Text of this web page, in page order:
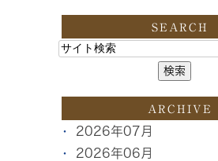
SEARCH
ARCHIVE
2026年07月
2026年06月